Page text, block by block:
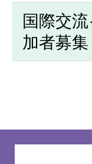
国際交
加者募集